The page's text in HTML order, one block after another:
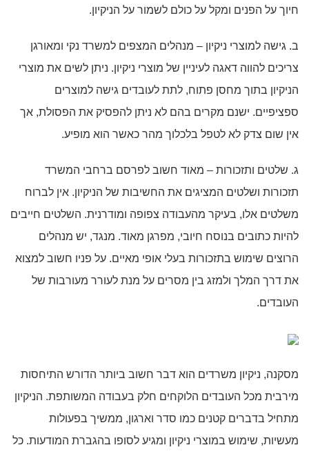
חיוך על הפנים ומקל על כולם לשמור על הניקיון.
ב. גישה למוצרי ניקיון – מנהלים המצפים למשרד נקי ומאורגן
צריכים להווה דאגה לעיניין של מוצרי ניקיון. ניתן לשים את מוצרי
הניקיון בתוך מחסן פתוח, לתת לעובדים גישה למוצרים
ספציפיים. ישנם מקרים בהם לא ניתן להפסיק את הפסולת, אך
אין שום צדק לא לטפל בלכלוך מהר כאשר הוא מופיע.
ג. שלטים ותזכורות – מאוד חשוב לפרסם ברחבי המשרד
תזכורות ושלטים המציגים את החשיבות של הניקיון. אין לברוח
משלטים אלו, בעיקר מהעבודה צפופה ומודרנית. השלטים חייבים
להיות כתובים בנוסח חיובי, מפרגן מאוד. מנגד, יש מנהלים
הרוצים שימוש בתזכורות בעלי אופי מאיים. על פניו חשוב למצוא
את דרך המלך ולמזג בין מסרים על מנת לעורר מעורבות של
העובדים.
מסקנה, ניקיון משרדים הוא דבר חשוב ביותר הדורש התיחסות
מירבית מכל העובדים הלוקחים חלק בעבודה המשותפת. הניקיון
מתחיל בדברים קטנים כמו סדר וארגון, ממשיך בפעולות
מעשיות, שימוש במוצרי ניקיון ומגיע לסופו בהגברת המודעות. כל